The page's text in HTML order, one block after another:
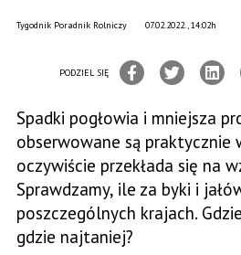
07.02.2022., 14:02h
Tygodnik Poradnik Rolniczy
PODZIEL SIĘ
Spadki pogłowia i mniejsza
obserwowane są praktycznie
oczywiście przekłada się na
Sprawdzamy, ile za byki i
poszczególnych krajach.
gdzie najtaniej?